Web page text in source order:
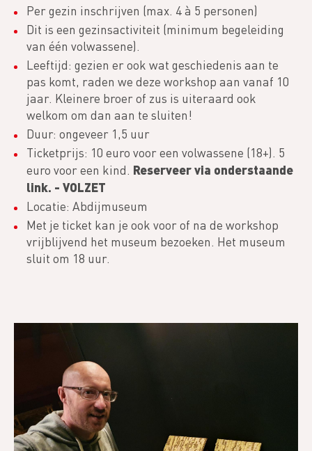
Per gezin inschrijven (max. 4 à 5 personen)
Dit is een gezinsactiviteit (minimum begeleiding
van één volwassene).
Leeftijd: gezien er ook wat geschiedenis aan te
pas komt, raden we deze workshop aan vanaf 10
jaar. Kleinere broer of zus is uiteraard ook
welkom om dan aan te sluiten!
Duur: ongeveer 1,5 uur
Ticketprijs: 10 euro voor een volwassene (18+). 5
euro voor een kind. Reserveer via onderstaande
link. - VOLZET
Locatie: Abdijmuseum
Met je ticket kan je ook voor of na de workshop
vrijblijvend het museum bezoeken. Het museum
sluit om 18 uur.